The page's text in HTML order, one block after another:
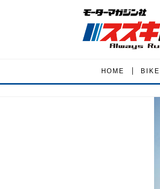
HOME BIKE